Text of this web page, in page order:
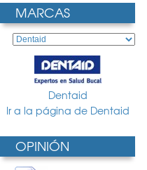
MARCAS
Dentaid
Ir a la página de Dentaid
OPINIÓN
4.49 € 16.04 € 11.88 €